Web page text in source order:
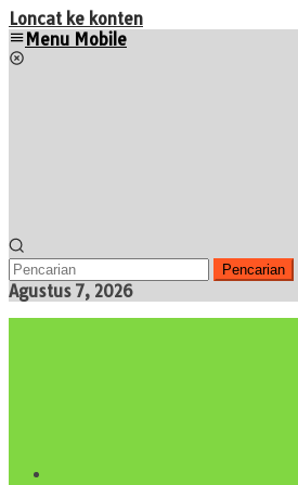
Loncat ke konten
Menu Mobile
Pencarian
Agustus 7, 2026